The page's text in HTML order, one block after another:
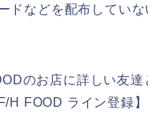
ドなどを配布していな
のお店に詳しい友達
H FOOD ライン登録